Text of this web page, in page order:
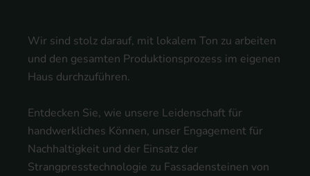
Wir sind stolz darauf, mit lokalem Ton zu arbeiten
und den gesamten Produktionsprozess im eigenen
Haus durchzuführen.
Entdecken Sie, wie unsere Leidenschaft für
handwerkliches Können, unser Engagement für
Nachhaltigkeit und der Einsatz der
Strangpresstechnologie zu Fassadensteinen von